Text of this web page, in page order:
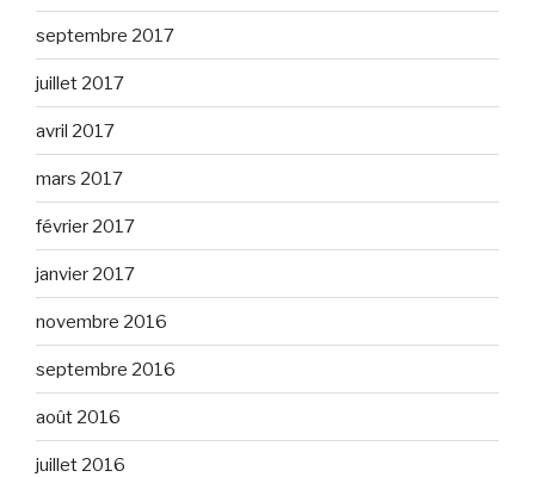
septembre 2017
juillet 2017
avril 2017
mars 2017
février 2017
janvier 2017
novembre 2016
septembre 2016
août 2016
juillet 2016